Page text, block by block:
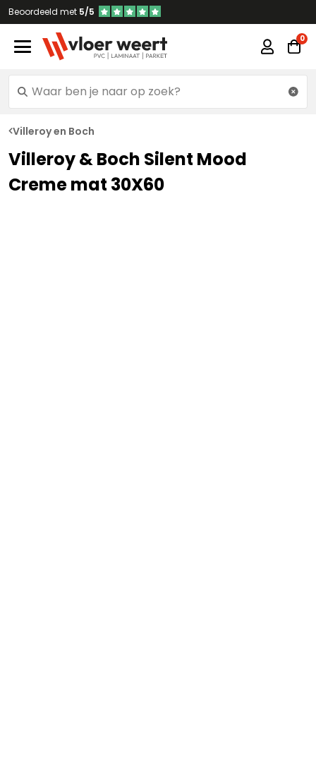
Beoordeeld met 5/5
Villeroy en Boch
Villeroy & Boch Silent Mood
Creme mat 30X60